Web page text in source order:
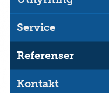
Service
Referenser
Kontakt